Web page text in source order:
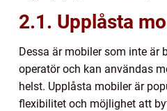
2.1. Upplåsta
Dessa är mobiler som inte är
operatör och kan användas
helst. Upplåsta mobiler är
flexibilitet och möjlighet att